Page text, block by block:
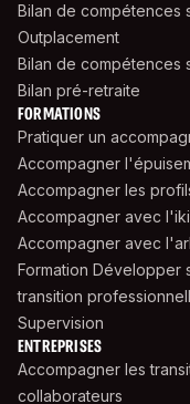
Bilan de compétences
Outplacement
Bilan de compétences
Bilan pré-retraite
FORMATIONS
Pratiquer un
Accompagner
Accompagner les
Accompagner avec
Accompagner avec
Formation Développer
transition
Supervision
ENTREPRISES
Accompagner les
collaborateurs